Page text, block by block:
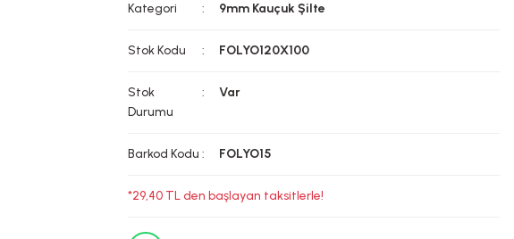
Kategori 9mm Kauçuk Şilte
Stok Kodu FOLYO120X100
Stok
Durumu
Var
Barkod Kodu FOLYO15
*29,40 TL den başlayan taksitlerle!